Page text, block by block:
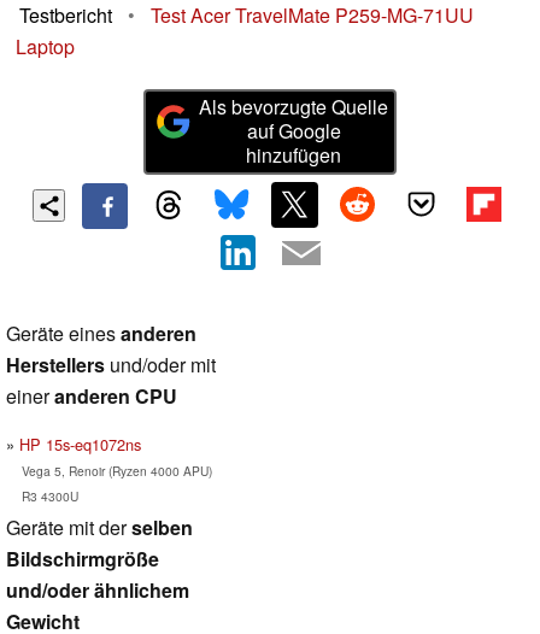
Testbericht
•
Test Acer TravelMate P259-MG-71UU
Laptop
Als bevorzugte Quelle
auf Google
hinzufügen
Geräte einesanderen
Herstellers und/oder mit
eineranderen CPU
HP 15s-eq1072ns
Vega 5, Renoir (Ryzen 4000 APU)
R3 4300U
Geräte mit derselben
Bildschirmgröße
und/oder ähnlichem
Gewicht